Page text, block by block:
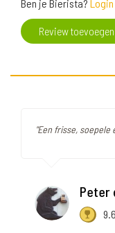
Ben je Bierista? Login
Review toevoegen
"Een frisse, soepele
Peter